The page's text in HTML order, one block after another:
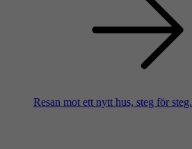
Resan mot ett nytt hus, steg för steg.